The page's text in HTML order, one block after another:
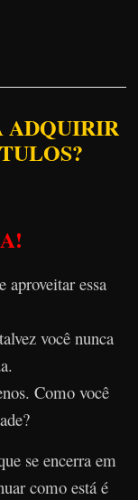
ADQUIRIR
aproveitar essa
você nunca
Como você
se encerra em
como está é